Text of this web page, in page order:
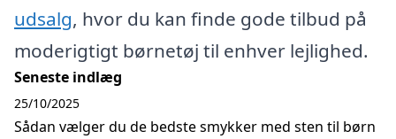
udsalg, hvor du kan finde gode tilbud på
moderigtigt børnetøj til enhver lejlighed.
Seneste indlæg
Sådan vælger du de bedste smykker med sten til børn
25/10/2025